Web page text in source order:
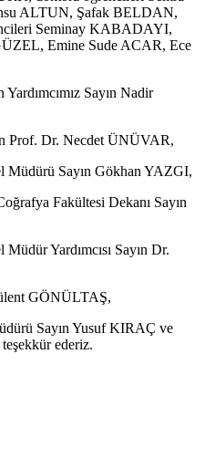
ALTUN, Şafak BELDAN,
Seminay KABADAYI,
Emine Sude ACAR, Ece
Sayın Nadir
Prof. Dr. Necdet ÜNÜVAR,
Müdürü Sayın Gökhan YAZGI,
Fakültesi Dekanı Sayın
Yardımcısı Sayın Dr.
GÖNÜLTAŞ,
Sayın Yusuf KIRAÇ ve
ederiz.